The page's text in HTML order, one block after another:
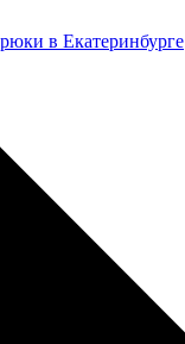
в Екатеринбурге